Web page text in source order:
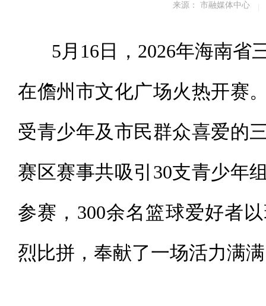
来源： 市融媒体中心
5月16日，2026年海南省
在儋州市文化广场火热开赛
受青少年及市民群众喜爱的
赛区赛事共吸引30支青少年
参赛，300余名篮球爱好者
烈比拼，奉献了一场活力满